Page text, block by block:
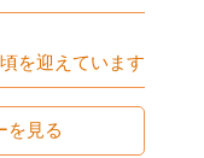
を迎えています
を見る